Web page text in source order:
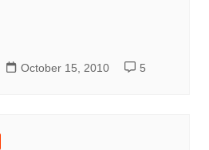
October 15, 2010 5